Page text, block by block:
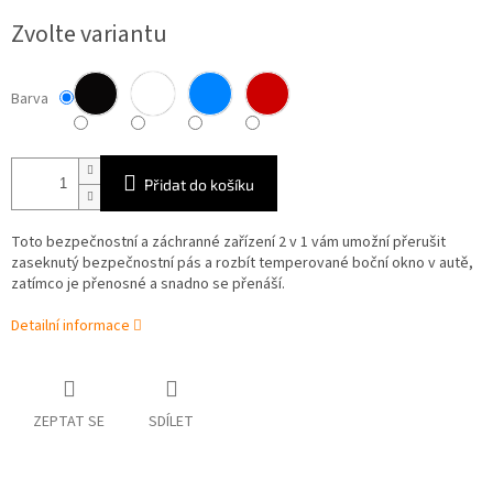
cena:
Zvolte variantu
Barva
Přidat do košíku
Toto bezpečnostní a záchranné zařízení 2 v 1 vám umožní přerušit
zaseknutý bezpečnostní pás a rozbít temperované boční okno v autě,
zatímco je přenosné a snadno se přenáší.
Detailní informace
ZEPTAT SE SDÍLET